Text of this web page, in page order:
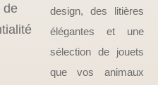
de
design, des litières
élégantes et une
sélection de jouets
que vos animaux